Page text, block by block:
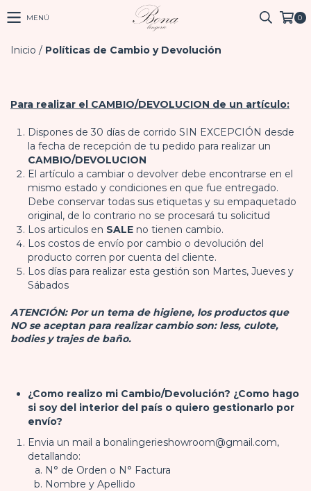
MENÚ 0
Inicio / Políticas de Cambio y Devolución
Para realizar el CAMBIO/DEVOLUCION de un artículo:
Dispones de 30 días de corrido SIN EXCEPCIÓN desde
la fecha de recepción de tu pedido para realizar un
CAMBIO/DEVOLUCION
El artículo a cambiar o devolver debe encontrarse en el
mismo estado y condiciones en que fue entregado.
Debe conservar todas sus etiquetas y su empaquetado
original, de lo contrario no se procesará tu solicitud
Los articulos en SALE no tienen cambio.
Los costos de envío por cambio o devolución del
producto corren por cuenta del cliente.
Los días para realizar esta gestión son Martes, Jueves y
Sábados
ATENCIÓN: Por un tema de higiene, los productos que
NO se aceptan para realizar cambio son: less, culote,
bodies y trajes de baño.
¿Como realizo mi Cambio/Devolución? ¿Como hago
si soy del interior del país o quiero gestionarlo por
envío?
Envia un mail a bonalingerieshowroom@gmail.com,
detallando:
N° de Orden o N° Factura
Nombre y Apellido